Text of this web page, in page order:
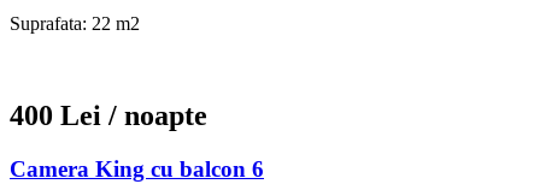
Suprafata: 22 m2
400 Lei / noapte
Camera King cu balcon 6